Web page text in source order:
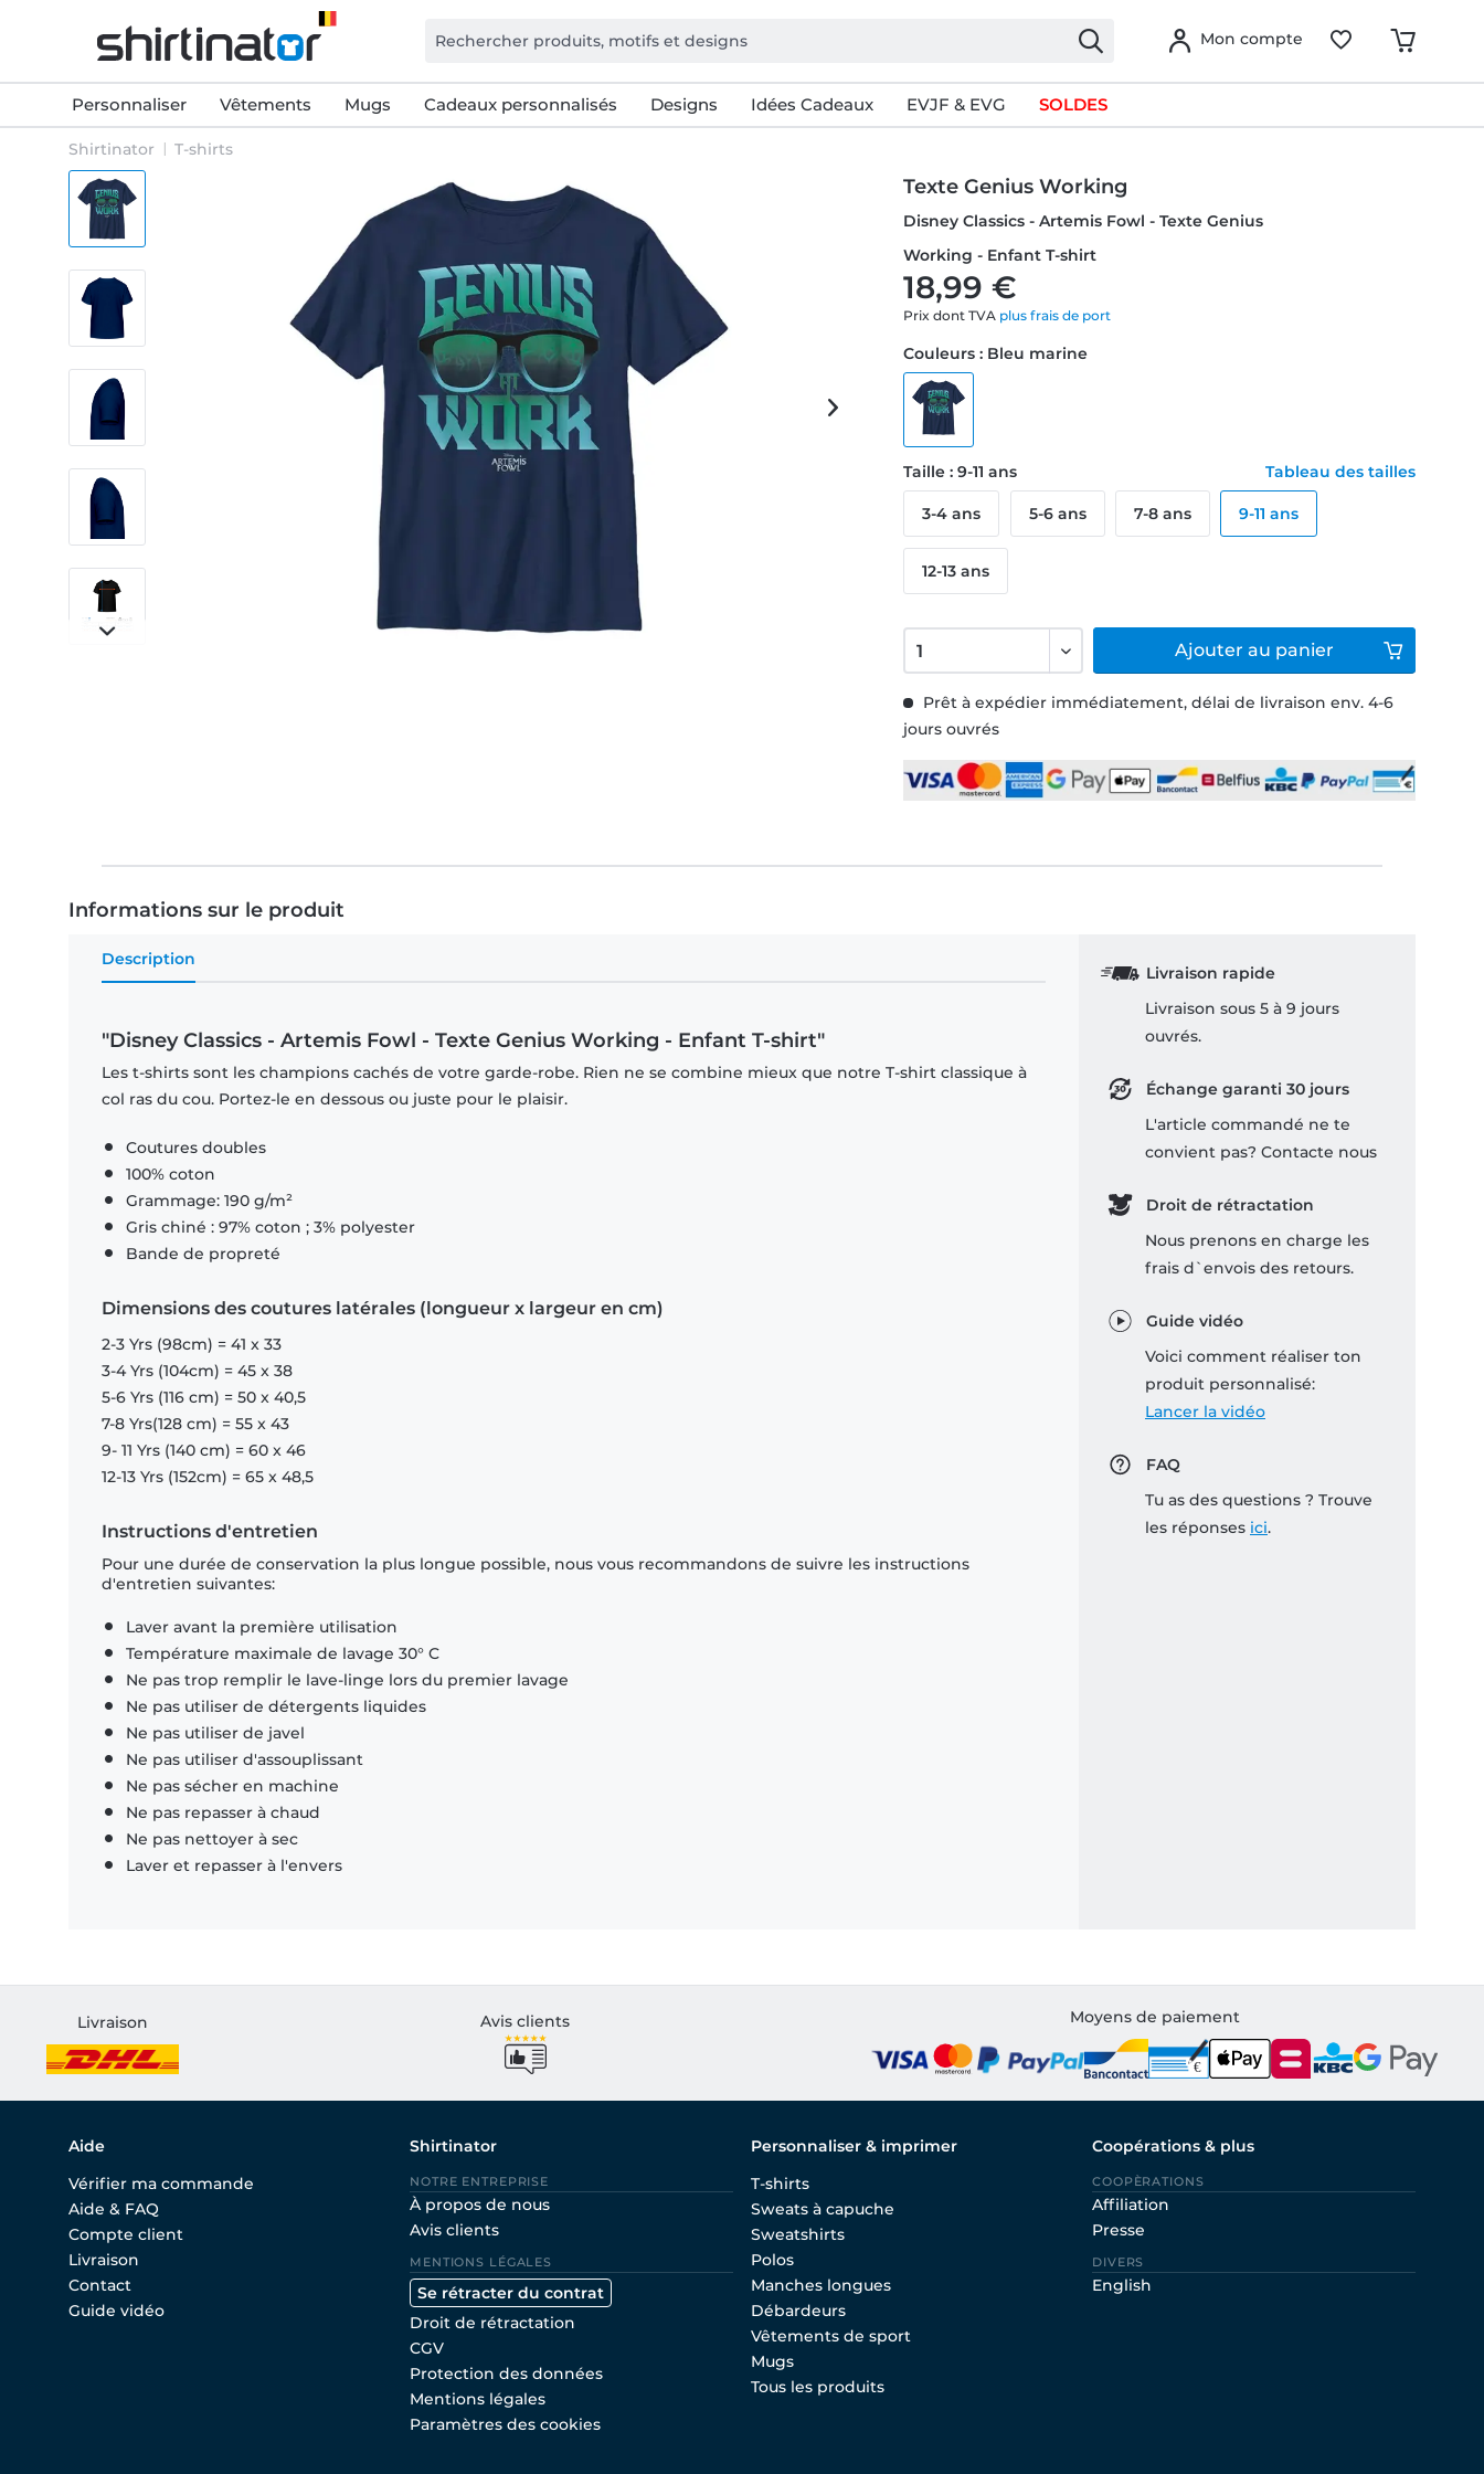
Mon compte
Personnaliser Vêtements Mugs Cadeaux personnalisés Designs Idées Cadeaux EVJF & EVG SOLDES
Shirtinator T-shirts
Texte Genius Working
Disney Classics - Artemis Fowl - Texte Genius
Working - Enfant T-shirt
18,99 €
Prix dont TVA plus frais de port
Prêt à expédier immédiatement, délai de livraison env. 4-6
jours ouvrés
Couleurs : Bleu marine
Taille : 9-11 ans Tableau des tailles
3-4 ans 5-6 ans 7-8 ans 9-11 ans
12-13 ans
Ajouter au panier
Informations sur le produit
Description
"Disney Classics - Artemis Fowl - Texte Genius Working - Enfant T-shirt"
Les t-shirts sont les champions cachés de votre garde-robe. Rien ne se combine mieux que notre T-shirt classique à
col ras du cou. Portez-le en dessous ou juste pour le plaisir.
Coutures doubles
100% coton
Grammage: 190 g/m²
Gris chiné : 97% coton ; 3% polyester
Bande de propreté
Dimensions des coutures latérales (longueur x largeur en cm)
2-3 Yrs (98cm) = 41 x 33
3-4 Yrs (104cm) = 45 x 38
5-6 Yrs (116 cm) = 50 x 40,5
7-8 Yrs(128 cm) = 55 x 43
9- 11 Yrs (140 cm) = 60 x 46
12-13 Yrs (152cm) = 65 x 48,5
Instructions d'entretien
Pour une durée de conservation la plus longue possible, nous vous recommandons de suivre les instructions
d'entretien suivantes:
Laver avant la première utilisation
Température maximale de lavage 30° C
Ne pas trop remplir le lave-linge lors du premier lavage
Ne pas utiliser de détergents liquides
Ne pas utiliser de javel
Ne pas utiliser d'assouplissant
Ne pas sécher en machine
Ne pas repasser à chaud
Ne pas nettoyer à sec
Laver et repasser à l'envers
Livraison rapide
Livraison sous 5 à 9 jours
ouvrés.
Échange garanti 30 jours
L'article commandé ne te
convient pas? Contacte nous
Droit de rétractation
Nous prenons en charge les
frais d`envois des retours.
Guide vidéo
Voici comment réaliser ton
produit personnalisé:
Lancer la vidéo
FAQ
Tu as des questions ? Trouve
les réponses ici.
Livraison Avis clients Moyens de paiement
Aide
Vérifier ma commande
Aide & FAQ
Compte client
Livraison
Contact
Guide vidéo
Shirtinator
NOTRE ENTREPRISE
À propos de nous
Avis clients
MENTIONS LÉGALES
Se rétracter du contrat
Droit de rétractation
CGV
Protection des données
Mentions légales
Paramètres des cookies
Personnaliser & imprimer
T-shirts
Sweats à capuche
Sweatshirts
Polos
Manches longues
Débardeurs
Vêtements de sport
Mugs
Tous les produits
Coopérations & plus
COOPÈRATIONS
Affiliation
Presse
DIVERS
English